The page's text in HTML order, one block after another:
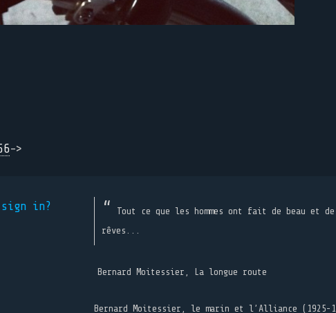
->
sign in?
Tout ce que les hommes ont fait de beau
rêves...
Bernard Moitessier, La longue route
Bernard Moitessier, le marin et l’Alliance (1925-